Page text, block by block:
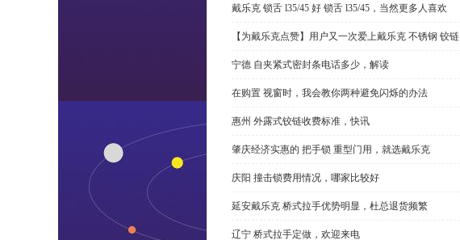
戴乐克 锁舌 l35/45 好 锁舌 l35/45，当然更多人喜欢
【为戴乐克点赞】用户又一次爱上戴乐克 不锈钢 铰链
宁德 自夹紧式密封条电话多少，解读
在购置 视窗时，我会教你两种避免闪烁的办法
惠州 外露式铰链收费标准，快讯
肇庆经济实惠的 把手锁 重型门用，就选戴乐克
庆阳 撞击锁费用情况，哪家比较好
延安戴乐克 桥式拉手优势明显，杜总退货频繁
辽宁 桥式拉手定做，欢迎来电